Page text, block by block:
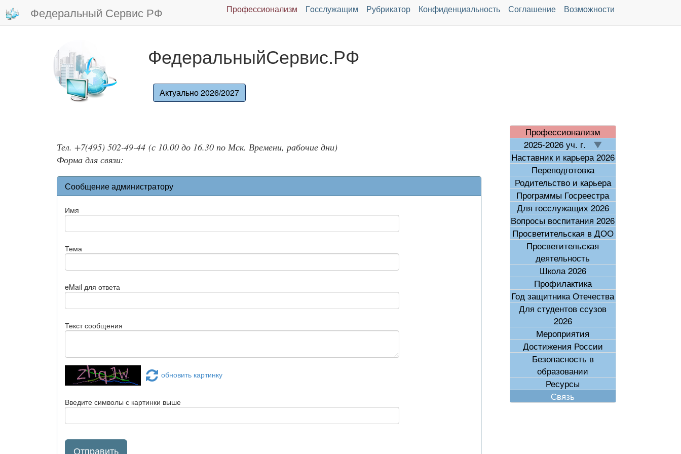
Федеральный Сервис РФ Профессионализм Гoсслужащим Рубрикатор Конфиденциальность Соглашение Возможности
ФедеральныйСервис.РФ
Актуально 2026/2027
Тел. +7(495) 502-49-44 (с 10.00 до 16.30 по Мск. Времени, рабочие дни)
Форма для связи:
Сообщение администратору
Имя
Тема
eMail для ответа
Текст сообщения
обновить картинку
Введите символы с картинки выше
Отправить
Профессионализм
2025-2026 уч. г.
Наставник и карьера 2026
Переподготовка
Родительство и карьера
Программы Госреестра
Для госслужащих 2026
Вопросы воспитания 2026
Просветительская в ДОО
Просветительская
деятельность
Школа 2026
Профилактика
Год защитника Отечества
Для студентов ссузов
2026
Мероприятия
Достижения России
Безопасность в
образовании
Ресурсы
Связь